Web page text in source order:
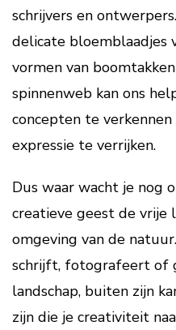
schrijvers en
delicate bloemblaadjes
vormen van
spinnenweb kan ons
concepten te
expressie te verrijken.
Dus waar wacht je nog
creatieve geest de vrije
omgeving van de
schrijft, fotografeert of
landschap, buiten zijn
zijn die je creativiteit